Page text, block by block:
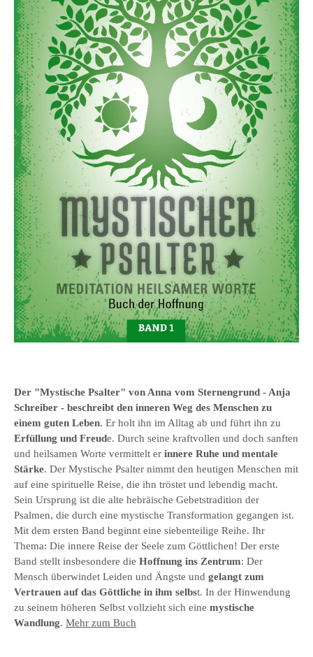
Der "Mystische Psalter" von Anna vom Sternengrund - Anja
Schreiber - beschreibt den inneren Weg des Menschen zu
einem guten Leben. Er holt ihn im Alltag ab und führt ihn zu
Erfüllung und Freude. Durch seine kraftvollen und doch sanften
und heilsamen Worte vermittelt er innere Ruhe und mentale
Stärke. Der Mystische Psalter nimmt den heutigen Menschen mit
auf eine spirituelle Reise, die ihn tröstet und lebendig macht.
Sein Ursprung ist die alte hebräische Gebetstradition der
Psalmen, die durch eine mystische Transformation gegangen ist.
Mit dem ersten Band beginnt eine siebenteilige Reihe. Ihr
Thema: Die innere Reise der Seele zum Göttlichen! Der erste
Band stellt insbesondere die Hoffnung ins Zentrum: Der
Mensch überwindet Leiden und Ängste und gelangt zum
Vertrauen auf das Göttliche in ihm selbst. In der Hinwendung
zu seinem höheren Selbst vollzieht sich eine mystische
Wandlung. Mehr zum Buch